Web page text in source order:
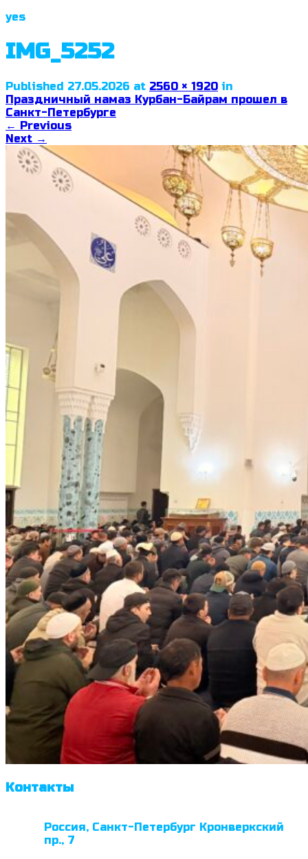
yes
IMG_5252
Published 27.05.2026 at 2560 × 1920 in
Праздничный намаз Курбан-Байрам прошел в
Санкт-Петербурге
← Previous
Next →
Контакты
Россия, Санкт-Петербург Кронверкский
пр., 7